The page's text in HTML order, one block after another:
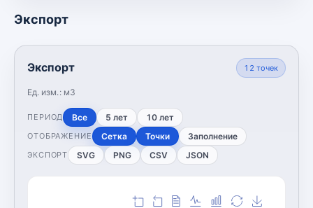
Экспорт
Экспорт
Ед. изм.: м3
12 точек
ПЕРИОД Все 5 лет 10 лет
ОТОБРАЖЕНИЕ Сетка Точки Заполнение
ЭКСПОРТ SVG PNG CSV JSON